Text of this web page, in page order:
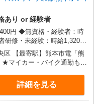
あり or 経験者
験者：時
研修・未経験：時給1,320
験者：時給1,350円〜 ◆介
月以上 ※
（規定あ
区 【最寄駅】熊本市電「熊
★マイカー・バイク通勤も
アなど、お好きな勤務地を
詳細を見る